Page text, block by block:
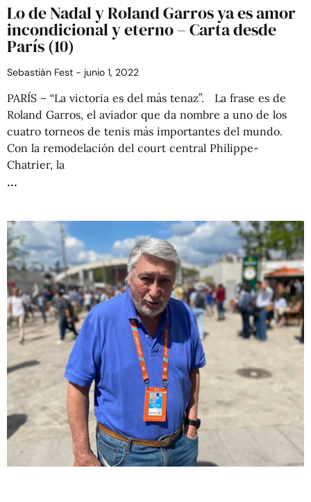
Lo de Nadal y Roland Garros ya es amor
incondicional y eterno – Carta desde
París (10)
Sebastián Fest junio 1, 2022
PARÍS – “La victoria es del más tenaz”. La frase es de
Roland Garros, el aviador que da nombre a uno de los
cuatro torneos de tenis más importantes del mundo.
Con la remodelación del court central Philippe-
Chatrier, la